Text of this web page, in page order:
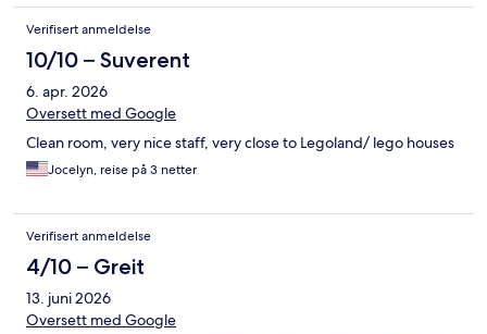
Verifisert anmeldelse
10/10 – Suverent
6. apr. 2026
Oversett med Google
Clean room, very nice staff, very close to Legoland/ lego houses
Jocelyn, reise på 3 netter
Verifisert anmeldelse
4/10 – Greit
13. juni 2026
Oversett med Google